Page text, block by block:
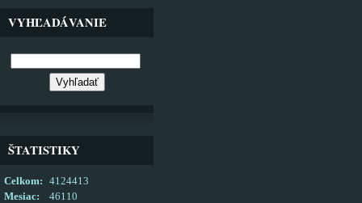
VYHĽADÁVANIE
ŠTATISTIKY
Celkom:
4124413
Mesiac:
46110